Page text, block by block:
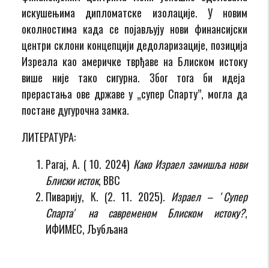
искушењима дипломатске изолације. У новим
околностима када се појављују нови финансијски
центри склони концепцији дедоларизације, позиција
Изреала као америчке тврђаве на Блиском истоку
више није тако сигурна. Због тога би идеја
прерастања ове државе у „супер Спарту”, могла да
постане дугурочна замка.
ЛИТЕРАТУРА:
Рагај, А. ( 10. 2024) Како Израел замишља нови
Блиски исток, BBC
Пиварију, К. (2. 11. 2025). Израел – ʼСупер
Спартаʼ на савременом Блиском истоку?,
ИФИМЕС, Љубљана